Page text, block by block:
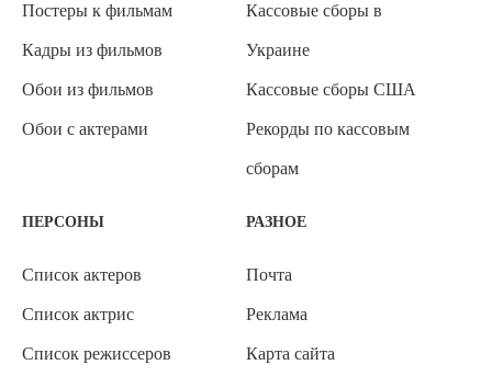
Постеры к фильмам
Кадры из фильмов
Обои из фильмов
Обои с актерами
Кассовые сборы в
Украине
Кассовые сборы США
Рекорды по кассовым
сборам
ПЕРСОНЫ
Список актеров
Список актрис
Список режиссеров
РАЗНОЕ
Почта
Реклама
Карта сайта